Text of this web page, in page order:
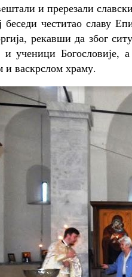
и пререзали
беседи честитао славу
рекавши да због
и ученици Богословије,
и васкрслом храму.